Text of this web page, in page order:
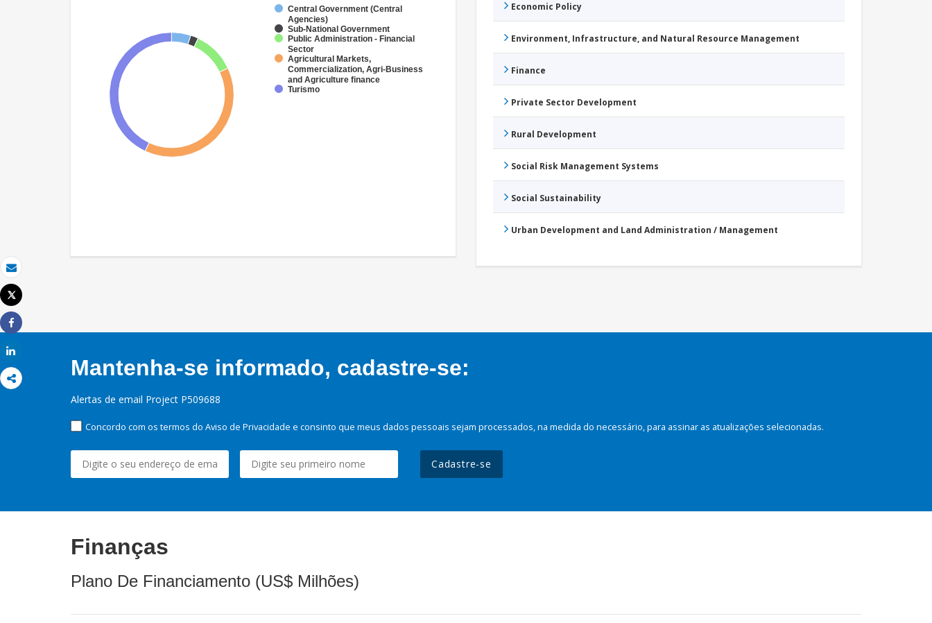
Email
Imprimir
Tweet
Share
Central Government (Central
Agencies)
Sub-National Government
Public Administration - Financial
Sector
Agricultural Markets,
Commercialization, Agri-Business
and Agriculture finance
Turismo
Economic Policy
Environment, Infrastructure, and Natural Resource Management
Finance
Private Sector Development
Rural Development
Social Risk Management Systems
Social Sustainability
Urban Development and Land Administration / Management
Mantenha-se informado, cadastre-se:
Alertas de email Project P509688
Concordo com os termos do Aviso de Privacidade e consinto que meus dados pessoais sejam processados, na medida do necessário, para assinar as atualizações selecionadas.
Cadastre-se
Finanças
Plano De Financiamento (US$ Milhões)